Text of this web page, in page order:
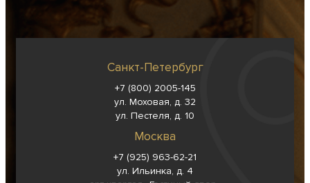
Санкт-Петербург
+7 (800) 2005-145
ул. Моховая, д. 32
ул. Пестеля, д. 10
Москва
+7 (925) 963-62-21
ул. Ильинка, д. 4